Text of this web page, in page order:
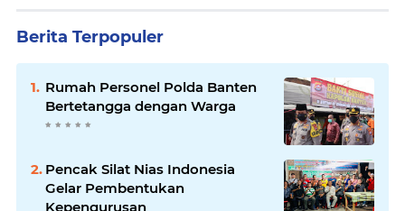
Berita Terpopuler
Rumah Personel Polda Banten
Bertetangga dengan Warga
Pencak Silat Nias Indonesia
Gelar Pembentukan
Kepengurusan